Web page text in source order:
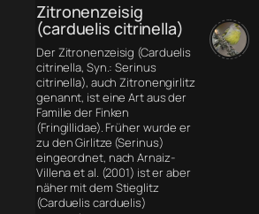
Zitronenzeisig
(carduelis citrinella)
Der Zitronenzeisig (Carduelis
citrinella, Syn.: Serinus
citrinella), auch Zitronengirlitz
genannt, ist eine Art aus der
Familie der Finken
(Fringillidae). Früher wurde er
zu den Girlitze (Serinus)
eingeordnet, nach Arnaiz-
Villena et al. (2001) ist er aber
näher mit dem Stieglitz
(Carduelis carduelis)